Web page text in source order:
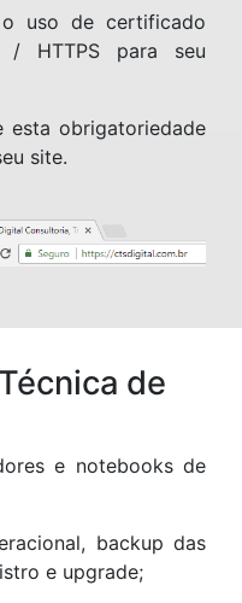
uso de certificado
/ HTTPS para seu
esta obrigatoriedade
site.
de
e notebooks de
backup das
e upgrade;